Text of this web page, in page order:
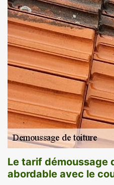
Le tarif démoussage
abordable avec le